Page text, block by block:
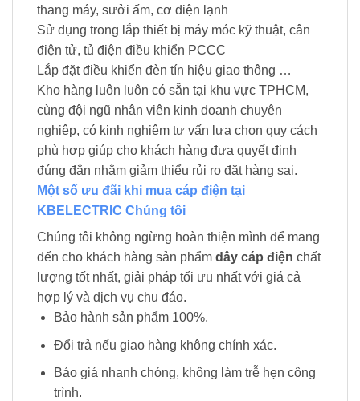
thang máy, sưởi ấm, cơ điện lạnh
Sử dụng trong lắp thiết bị máy móc kỹ thuật, cân
điện tử, tủ điện điều khiển PCCC
Lắp đặt điều khiển đèn tín hiệu giao thông …
Kho hàng luôn luôn có sẵn tại khu vực TPHCM,
cùng đội ngũ nhân viên kinh doanh chuyên
nghiệp, có kinh nghiệm tư vấn lựa chọn quy cách
phù hợp giúp cho khách hàng đưa quyết định
đúng đắn nhằm giảm thiểu rủi ro đặt hàng sai.
Một số ưu đãi khi mua cáp điện tại
KBELECTRIC Chúng tôi
Chúng tôi không ngừng hoàn thiện mình để mang
đến cho khách hàng sản phẩm dây cáp điện chất
lượng tốt nhất, giải pháp tối ưu nhất với giá cả
hợp lý và dịch vụ chu đáo.
Bảo hành sản phẩm 100%.
Đổi trả nếu giao hàng không chính xác.
Báo giá nhanh chóng, không làm trễ hẹn công
trình.